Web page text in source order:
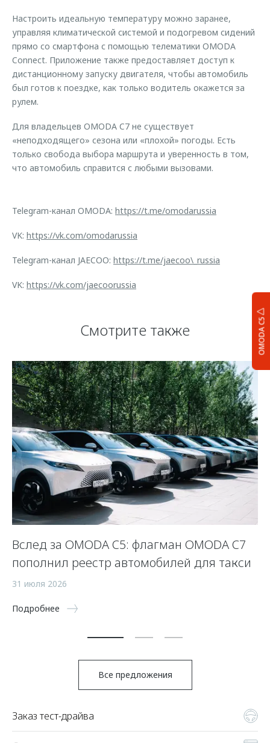
OMODA C5
Настроить идеальную температуру можно заранее,
управляя климатической системой и подогревом сидений
прямо со смартфона с помощью телематики OMODA
Connect. Приложение также предоставляет доступ к
дистанционному запуску двигателя, чтобы автомобиль
был готов к поездке, как только водитель окажется за
рулем.
Для владельцев OMODA C7 не существует
«неподходящего» сезона или «плохой» погоды. Есть
только свобода выбора маршрута и уверенность в том,
что автомобиль справится с любыми вызовами.
Telegram-канал OMODA: https://t.me/omodarussia
VK: https://vk.com/omodarussia
Telegram-канал JAECOO: https://t.me/jaecoo\_russia
VK: https://vk.com/jaecoorussia
Смотрите также
Вслед за OMODA C5: флагман OMODA C7
пополнил реестр автомобилей для такси
31 июля 2026
Подробнее
Все предложения
Заказ тест-драйва